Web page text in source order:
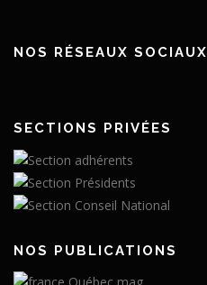
NOS RÉSEAUX SOCIAUX
SECTIONS PRIVÉES
NOS PUBLICATIONS